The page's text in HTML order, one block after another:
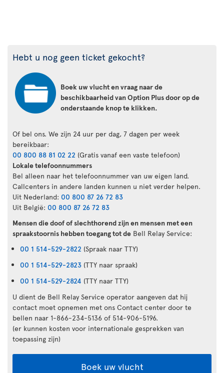
Hebt u nog geen ticket gekocht?
Boek uw vlucht en vraag naar de
beschikbaarheid van Option Plus door op de
onderstaande knop te klikken.
Of bel ons. We zijn 24 uur per dag, 7 dagen per week
bereikbaar:
00 800 88 81 02 22 (Gratis vanaf een vaste telefoon)
Lokale telefoonnummers
Bel alleen naar het telefoonnummer van uw eigen land.
Callcenters in andere landen kunnen u niet verder helpen.
Uit Nederland: 00 800 87 26 72 83
Uit België: 00 800 87 26 72 83
Mensen die doof of slechthorend zijn en mensen met een
spraakstoornis hebben toegang tot de Bell Relay Service:
00 1 514-529-2822 (Spraak naar TTY)
00 1 514-529-2823 (TTY naar spraak)
00 1 514-529-2824 (TTY naar TTY)
U dient de Bell Relay Service operator aangeven dat hij
contact moet opnemen met ons Contact center door te
bellen naar 1-866-234-5136 of 514-906-5196.
(er kunnen kosten voor internationale gesprekken van
toepassing zijn)
Boek uw vlucht